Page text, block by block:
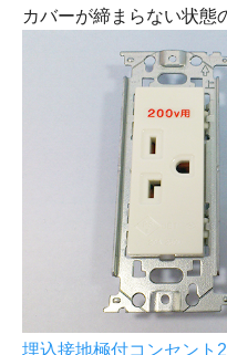
カバーが締まらない状態
埋込接地極付コンセント